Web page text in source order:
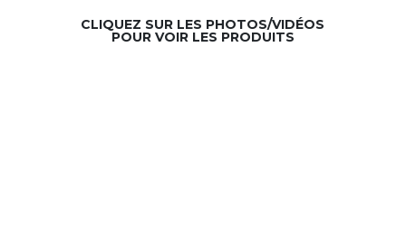
CLIQUEZ SUR LES PHOTOS/VIDÉOS
POUR VOIR LES PRODUITS